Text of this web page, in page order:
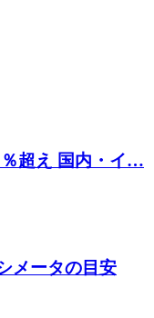
超え 国内・イ…
メータの目安